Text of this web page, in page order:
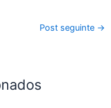
Post seguinte →